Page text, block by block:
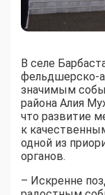
В селе
фельдшерско-
значимым
района Алия
что развитие
к
одной из
органов.
– Искренне